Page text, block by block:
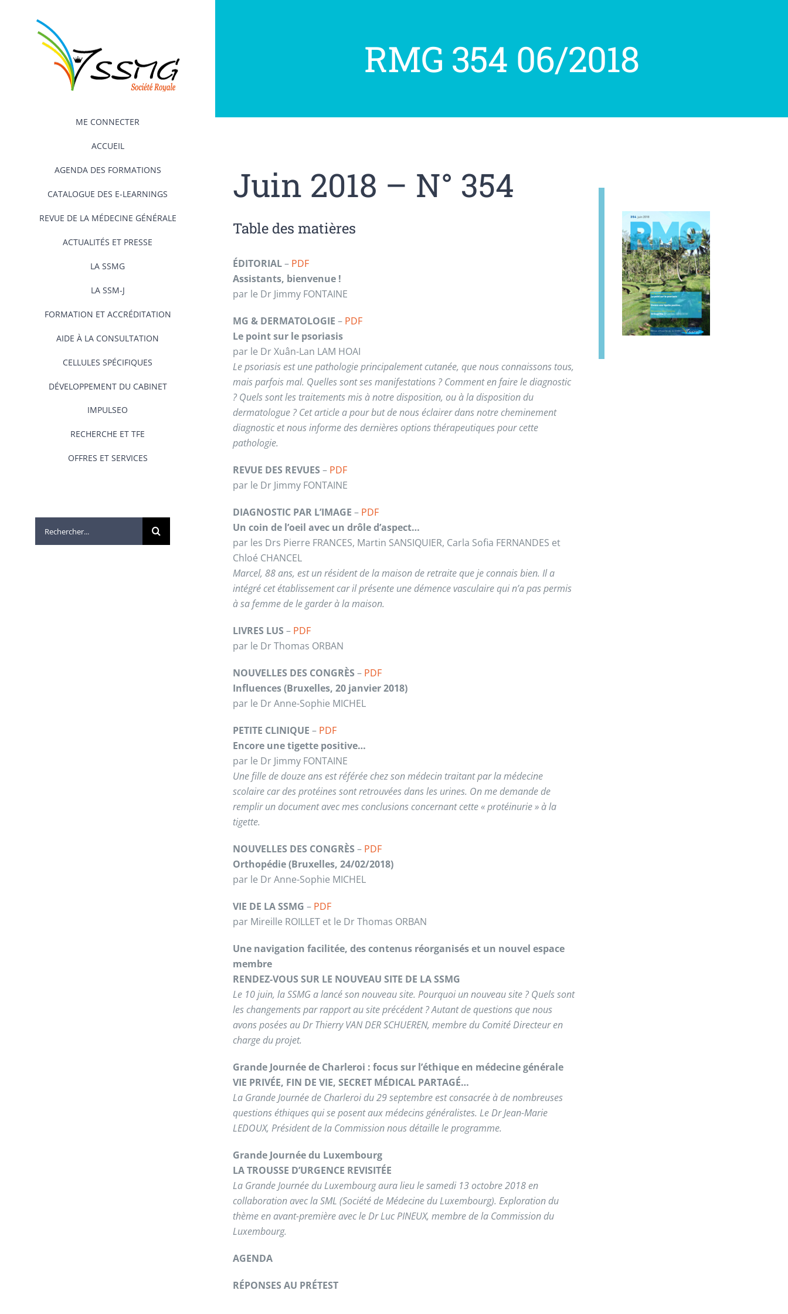
ME CONNECTER
ACCUEIL
AGENDA DES FORMATIONS
CATALOGUE DES E-LEARNINGS
REVUE DE LA MÉDECINE GÉNÉRALE
ACTUALITÉS ET PRESSE
LA SSMG
LA SSM-J
FORMATION ET ACCRÉDITATION
AIDE À LA CONSULTATION
CELLULES SPÉCIFIQUES
DÉVELOPPEMENT DU CABINET
IMPULSEO
RECHERCHE ET TFE
OFFRES ET SERVICES
RMG 354 06/2018
Juin 2018 – N° 354
Table des matières
ÉDITORIAL– PDF
Assistants, bienvenue !
par le Dr Jimmy FONTAINE
MG & DERMATOLOGIE – PDF
Le point sur le psoriasis
par le Dr Xuân-Lan LAM HOAI
Le psoriasis est une pathologie principalement cutanée, que nous connaissons tous,
mais parfois mal. Quelles sont ses manifestations ? Comment en faire le diagnostic
? Quels sont les traitements mis à notre disposition, ou à la disposition du
dermatologue ? Cet article a pour but de nous éclairer dans notre cheminement
diagnostic et nous informe des dernières options thérapeutiques pour cette
pathologie.
REVUE DES REVUES – PDF
par le Dr Jimmy FONTAINE
DIAGNOSTIC PAR L’IMAGE – PDF
Un coin de l’oeil avec un drôle d’aspect…
par les Drs Pierre FRANCES, Martin SANSIQUIER, Carla Sofia FERNANDES et
Chloé CHANCEL
Marcel, 88 ans, est un résident de la maison de retraite que je connais bien. Il a
intégré cet établissement car il présente une démence vasculaire qui n’a pas permis
à sa femme de le garder à la maison.
LIVRES LUS – PDF
par le Dr Thomas ORBAN
NOUVELLES DES CONGRÈS – PDF
Influences (Bruxelles, 20 janvier 2018)
par le Dr Anne-Sophie MICHEL
PETITE CLINIQUE – PDF
Encore une tigette positive…
par le Dr Jimmy FONTAINE
Une fille de douze ans est référée chez son médecin traitant par la médecine
scolaire car des protéines sont retrouvées dans les urines. On me demande de
remplir un document avec mes conclusions concernant cette « protéinurie » à la
tigette.
NOUVELLES DES CONGRÈS – PDF
Orthopédie (Bruxelles, 24/02/2018)
par le Dr Anne-Sophie MICHEL
VIE DE LA SSMG – PDF
par Mireille ROILLET et le Dr Thomas ORBAN
Une navigation facilitée, des contenus réorganisés et un nouvel espace
membre
RENDEZ-VOUS SUR LE NOUVEAU SITE DE LA SSMG
Le 10 juin, la SSMG a lancé son nouveau site. Pourquoi un nouveau site ? Quels sont
les changements par rapport au site précédent ? Autant de questions que nous
avons posées au Dr Thierry VAN DER SCHUEREN, membre du Comité Directeur en
charge du projet.
Grande Journée de Charleroi : focus sur l’éthique en médecine générale
VIE PRIVÉE, FIN DE VIE, SECRET MÉDICAL PARTAGÉ…
La Grande Journée de Charleroi du 29 septembre est consacrée à de nombreuses
questions éthiques qui se posent aux médecins généralistes. Le Dr Jean-Marie
LEDOUX, Président de la Commission nous détaille le programme.
Grande Journée du Luxembourg
LA TROUSSE D’URGENCE REVISITÉE
La Grande Journée du Luxembourg aura lieu le samedi 13 octobre 2018 en
collaboration avec la SML (Société de Médecine du Luxembourg). Exploration du
thème en avant-première avec le Dr Luc PINEUX, membre de la Commission du
Luxembourg.
AGENDA
RÉPONSES AU PRÉTEST